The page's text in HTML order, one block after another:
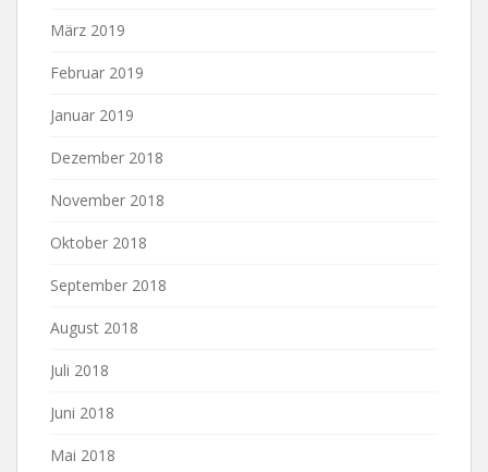
März 2019
Februar 2019
Januar 2019
Dezember 2018
November 2018
Oktober 2018
September 2018
August 2018
Juli 2018
Juni 2018
Mai 2018